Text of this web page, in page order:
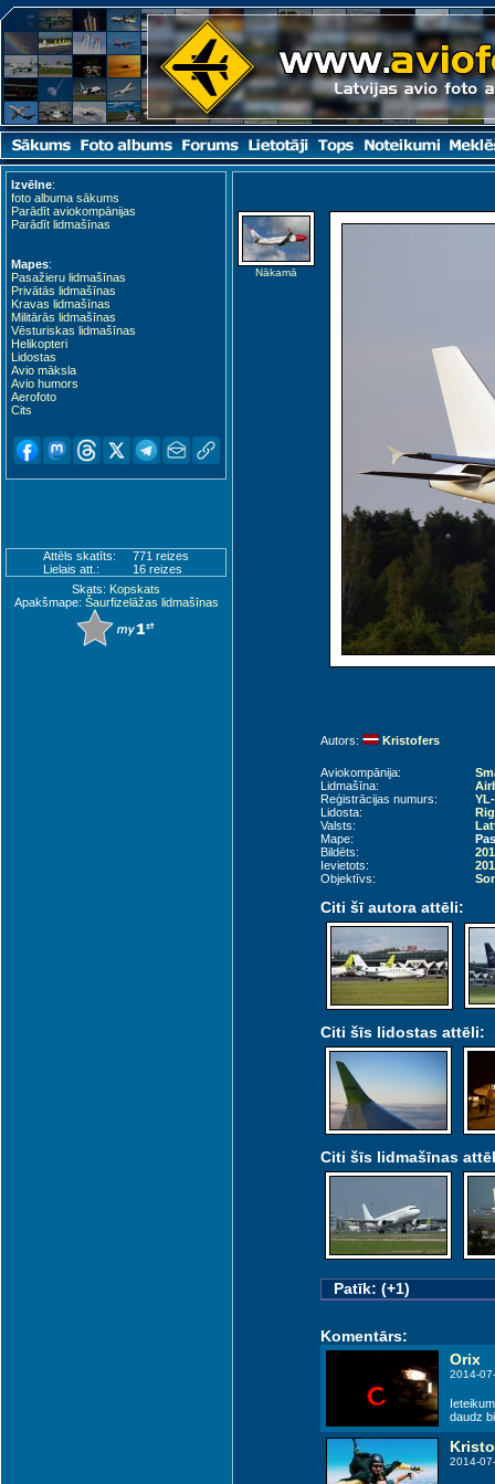
Izvēlne:
foto albuma sākums
Parādīt aviokompānijas
Parādīt lidmašīnas
Mapes:
Pasažieru lidmašīnas
Privātās lidmašīnas
Kravas lidmašīnas
Militārās lidmašīnas
Vēsturiskas lidmašīnas
Helikopteri
Lidostas
Avio māksla
Avio humors
Aerofoto
Cits
Attēls skatīts:
771 reizes
Lielais att.:
16 reizes
Skats: Kopskats
Apakšmape: Šaurfizelāžas lidmašīnas
Nākamā
Autors: Kristofers
Aviokompānija:
Lidmašīna:
Reģistrācijas numurs:
Lidosta:
Valsts:
Mape:
Bildēts:
Ievietots:
Objektīvs:
Citi šī autora attēli:
Citi šīs lidostas attēli:
Citi šīs lidmašīnas
Patīk: (+1)
Komentārs:
Orix
2014-
daudz
2014-